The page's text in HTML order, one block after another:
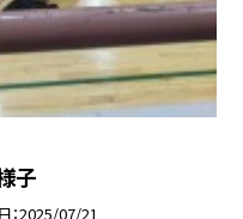
子
2025/07/21